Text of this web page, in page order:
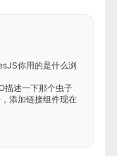
你用的是什么浏
述一下那个虫子
添加链接组件现在